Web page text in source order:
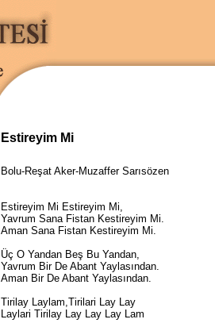
Estireyim Mi
Bolu-Reşat Aker-Muzaffer Sarısözen
Estireyim Mi Estireyim Mi,
Yavrum Sana Fistan Kestireyim Mi.
Aman Sana Fistan Kestireyim Mi.
Üç O Yandan Beş Bu Yandan,
Yavrum Bir De Abant Yaylasından.
Aman Bir De Abant Yaylasından.
Tirilay Laylam,Tirilari Lay Lay
Laylari Tirilay Lay Lay Lay Lam